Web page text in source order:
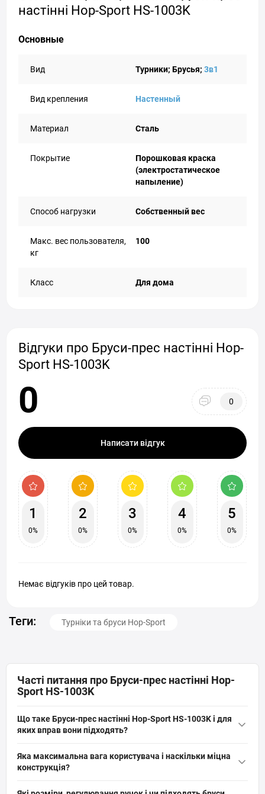
настінні Hop-Sport HS-1003K
Основные
Вид Турники; Брусья; 3в1
Вид крепления Настенный
Материал Сталь
Покрытие
Порошковая краска
(электростатическое
напыление)
Способ нагрузки Собственный вес
Макс. вес пользователя,
кг
100
Класс Для дома
Відгуки про Бруси-прес настінні Hop-
Sport HS-1003K
0 0
Написати відгук
1
0%
2
0%
3
0%
4
0%
5
0%
Немає відгуків про цей товар.
Теги: Турніки та бруси Hop-Sport
Часті питання про Бруси-прес настінні Hop-
Sport HS-1003K
Що таке Бруси-прес настінні Hop-Sport HS-1003K і для
яких вправ вони підходять?
обладнання зі сталі з порошковим покриттям для підтягувань,
зміцнює руки, груди, спину і прес завдяки регульованим
Яка максимальна вага користувача і наскільки міцна
конструкція?